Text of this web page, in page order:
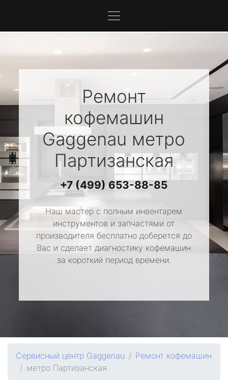
Ремонт
кофемашин
Gaggenau метро
Партизанская
+7 (499) 653-88-85
Наш мастер с полным инвентарем
инструментов и запчастями от
производителя бесплатно доберется до
Вас и сделает диагностику кофемашин
за короткий период времени.
Сервисный центр Gaggenau
Ремонт кофемашин
метро Партизанская